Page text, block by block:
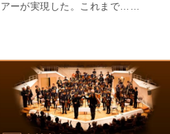
アーが実現した。これまで……